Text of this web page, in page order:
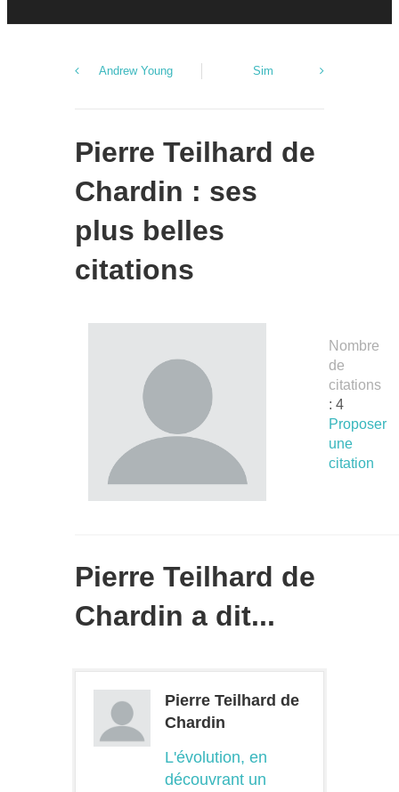
Andrew Young Sim
Pierre Teilhard de
Chardin : ses
plus belles
citations
Nombre
de
citations
: 4
Proposer
une
citation
Pierre Teilhard de
Chardin a dit...
Pierre Teilhard de
Chardin
L'évolution, en
découvrant un